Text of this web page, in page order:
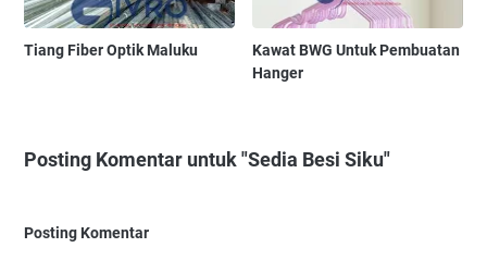
Tiang Fiber Optik Maluku
Kawat BWG Untuk Pembuatan
Hanger
Posting Komentar untuk "Sedia Besi Siku"
Posting Komentar